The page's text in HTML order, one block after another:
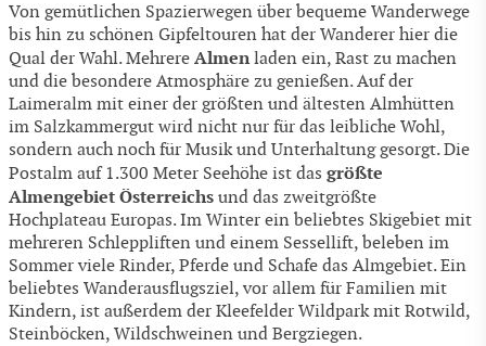
Von gemütlichen Spazierwegen über bequeme Wanderwege
bis hin zu schönen Gipfeltouren hat der Wanderer hier die
Qual der Wahl. Mehrere Almen laden ein, Rast zu machen
und die besondere Atmosphäre zu genießen. Auf der
Laimeralm mit einer der größten und ältesten Almhütten
im Salzkammergut wird nicht nur für das leibliche Wohl,
sondern auch noch für Musik und Unterhaltung gesorgt. Die
Postalm auf 1.300 Meter Seehöhe ist das größte
Almengebiet Österreichs und das zweitgrößte
Hochplateau Europas. Im Winter ein beliebtes Skigebiet mit
mehreren Schleppliften und einem Sessellift, beleben im
Sommer viele Rinder, Pferde und Schafe das Almgebiet. Ein
beliebtes Wanderausflugsziel, vor allem für Familien mit
Kindern, ist außerdem der Kleefelder Wildpark mit Rotwild,
Steinböcken, Wildschweinen und Bergziegen.